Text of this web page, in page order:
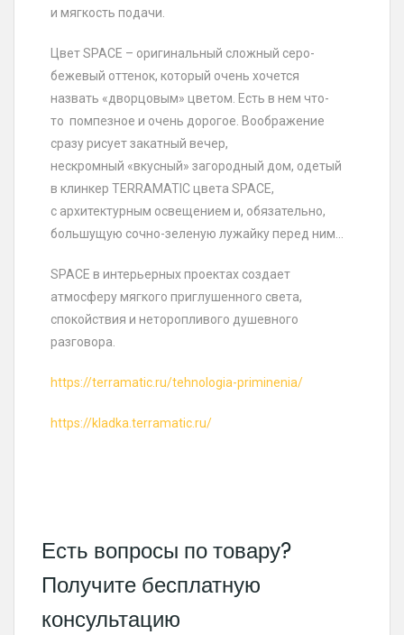
и мягкость подачи.
Цвет SPACE – оригинальный сложный серо-
бежевый оттенок, который очень хочется
назвать «дворцовым» цветом. Есть в нем что-
то помпезное и очень дорогое. Воображение
сразу рисует закатный вечер,
нескромный «вкусный» загородный дом, одетый
в клинкер TERRAMATIC цвета SPACE,
с архитектурным освещением и, обязательно,
большущую сочно-зеленую лужайку перед ним…
SPACE в интерьерных проектах создает
атмосферу мягкого приглушенного света,
спокойствия и неторопливого душевного
разговора.
https://terramatic.ru/tehnologia-priminenia/
https://kladka.terramatic.ru/
Есть вопросы по товару?
Получите бесплатную
консультацию